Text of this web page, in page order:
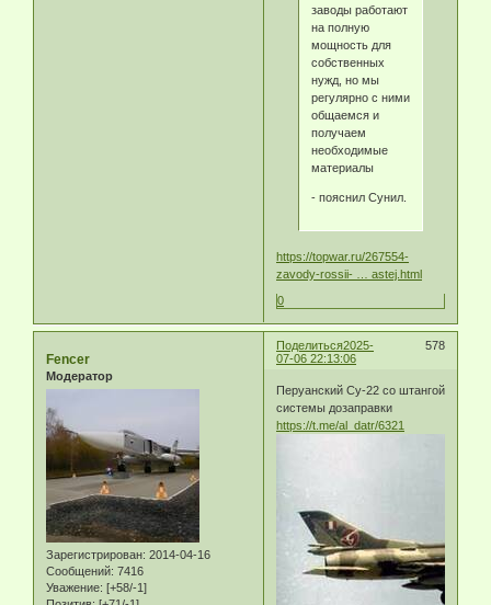
заводы работают
на полную
мощность для
собственных
нужд, но мы
регулярно с ними
общаемся и
получаем
необходимые
материалы
- пояснил Сунил.
https://topwar.ru/267554-
zavody-rossii- … astej.html
0
Поделиться 578
2025-
07-06 22:13:06
Fencer
Модератор
Зарегистрирован: 2014-04-16
Сообщений: 7416
Уважение: [+58/-1]
Перуанский Су-22 со штангой
системы дозаправки
https://t.me/al_datr/6321